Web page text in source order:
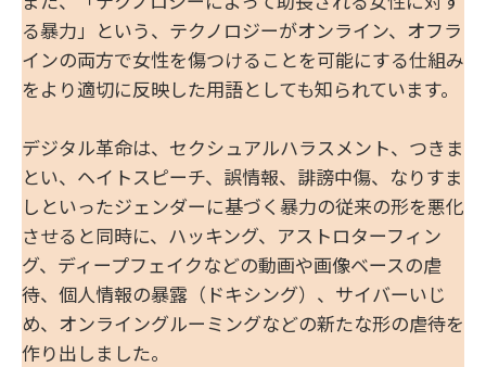
る暴力」という、テクノロジーがオンライン、オフラ
インの両方で女性を傷つけることを可能にする仕組み
をより適切に反映した用語としても知られています。
デジタル革命は、セクシュアルハラスメント、つきま
とい、ヘイトスピーチ、誤情報、誹謗中傷、なりすま
しといったジェンダーに基づく暴力の従来の形を悪化
させると同時に、ハッキング、アストロターフィン
グ、ディープフェイクなどの動画や画像ベースの虐
待、個人情報の暴露（ドキシング）、サイバーいじ
め、オンライングルーミングなどの新たな形の虐待を
作り出しました。